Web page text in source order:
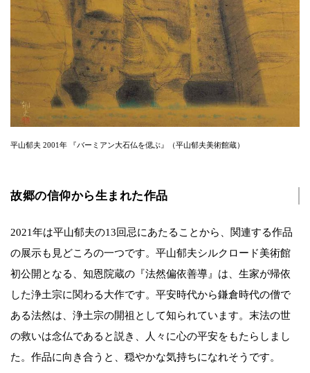
平山郁夫 2001年 『バーミアン大石仏を偲ぶ』（平山郁夫美術館蔵）
故郷の信仰から生まれた作品
2021年は平山郁夫の13回忌にあたることから、関連する作品
の展示も見どころの一つです。平山郁夫シルクロード美術館
初公開となる、知恩院蔵の『法然偏依善導』は、生家が帰依
した浄土宗に関わる大作です。平安時代から鎌倉時代の僧で
ある法然は、浄土宗の開祖として知られています。末法の世
の救いは念仏であると説き、人々に心の平安をもたらしまし
た。作品に向き合うと、穏やかな気持ちになれそうです。